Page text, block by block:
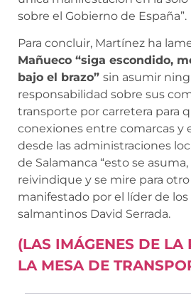
sobre el Gobierno de España”.
Para concluir, Martínez ha
Mañueco “siga escondido,
bajo el brazo” sin asumir
responsabilidad sobre sus
transporte por carretera para
conexiones entre comarcas y
desde las administraciones
de Salamanca “esto se
reivindique y se mire para otro
manifestado por el líder de los
salmantinos David Serrada.
(LAS IMÁGENES DE LA
LA MESA DE